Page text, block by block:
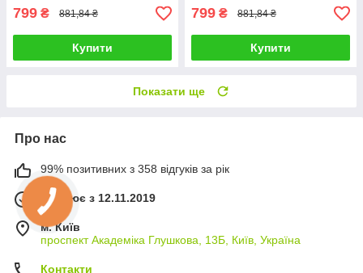
799 ₴ 881,84 ₴
Купити
799 ₴ 881,84 ₴
Купити
Показати ще
Про нас
99% позитивних з 358 відгуків за рік
Працює з 12.11.2019
м. Київ
проспект Академіка Глушкова, 13Б, Київ, Україна
Контакти